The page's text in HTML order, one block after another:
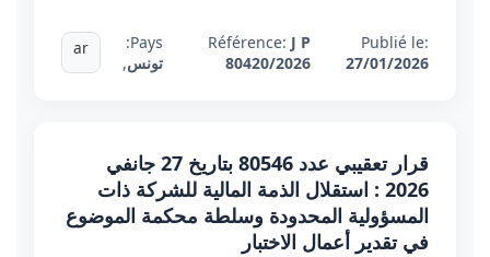
Publié le:
27/01/2026
Référence: J P
80420/2026
Pays:
تونس,
ar
قرار تعقيبي عدد 80546 بتاريخ 27 جانفي
2026 : استقلال الذمة المالية للشركة ذات
المسؤولية المحدودة وسلطة محكمة الموضوع
في تقدير أعمال الاختبار